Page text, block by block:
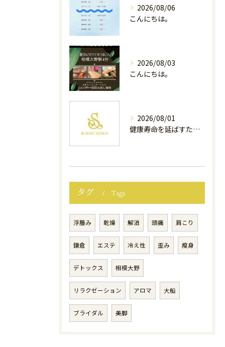
2026/08/06
こんにちは。
2026/08/03
こんにちは。
2026/08/01
健康寿命を延ばすために、今できること
タグ Tags
浮腫み 乾燥 解消 頭痛 肩こり
鎌倉 エステ 冷え性 歪み 瘦身
デトックス 相模大野
リラクゼーション アロマ 大船
ブライダル 美脚